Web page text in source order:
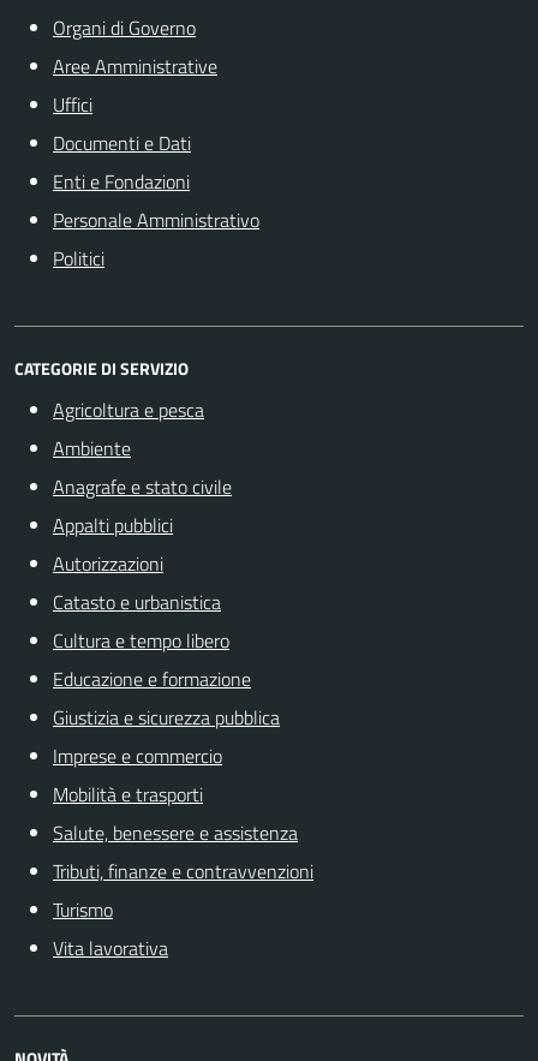
Organi di Governo
Aree Amministrative
Uffici
Documenti e Dati
Enti e Fondazioni
Personale Amministrativo
Politici
CATEGORIE DI SERVIZIO
Agricoltura e pesca
Ambiente
Anagrafe e stato civile
Appalti pubblici
Autorizzazioni
Catasto e urbanistica
Cultura e tempo libero
Educazione e formazione
Giustizia e sicurezza pubblica
Imprese e commercio
Mobilità e trasporti
Salute, benessere e assistenza
Tributi, finanze e contravvenzioni
Turismo
Vita lavorativa